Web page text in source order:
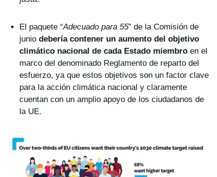
El paquete “Adecuado para 55” de la Comisión de
junio debería contener un aumento del objetivo
climático nacional de cada Estado miembro en el
marco del denominado Reglamento de reparto del
esfuerzo, ya que estos objetivos son un factor clave
para la acción climática nacional y claramente
cuentan con un amplio apoyo de los ciudadanos de
la UE.